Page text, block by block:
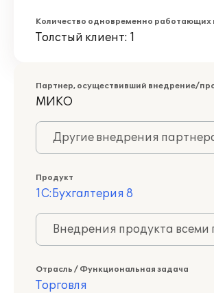
Количество одновременно работающих
Толстый клиент: 1
Партнер, осуществивший внедрение/
МИКО
Другие внедрения
Продукт
1С:Бухгалтерия 8
Внедрения продукта
Отрасль / Функциональная задача
Торговля